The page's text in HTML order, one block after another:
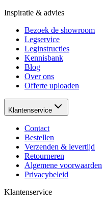
Inspiratie & advies
Bezoek de showroom
Legservice
Leginstructies
Kennisbank
Blog
Over ons
Offerte uploaden
Klantenservice
Contact
Bestellen
Verzenden & levertijd
Retourneren
Algemene voorwaarden
Privacybeleid
Klantenservice